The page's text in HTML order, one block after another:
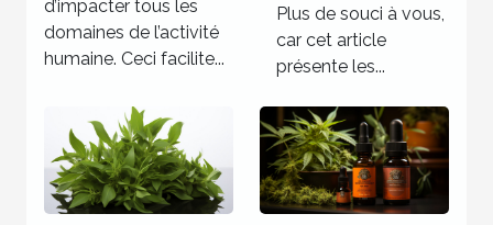
d’impacter tous les
domaines de l’activité
humaine. Ceci facilite...
Plus de souci à vous,
car cet article
présente les...